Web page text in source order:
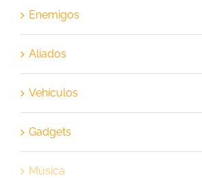
Enemigos
Aliados
Vehículos
Gadgets
Música